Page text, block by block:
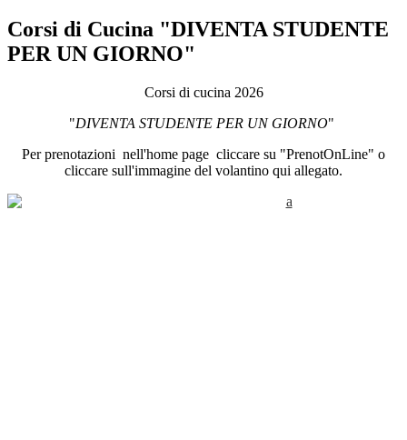
Corsi di Cucina "DIVENTA STUDENTE
PER UN GIORNO"
Corsi di cucina 2026
"DIVENTA STUDENTE PER UN GIORNO"
Per prenotazioni nell'home page cliccare su "PrenotOnLine" o
cliccare sull'immagine del volantino qui allegato.